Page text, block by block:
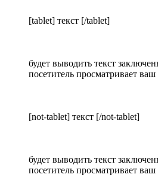
[tablet] текст [/tablet]
будет выводить текст
посетитель просматривает
[not-tablet] текст [/not-tablet]
будет выводить текст
посетитель просматривает